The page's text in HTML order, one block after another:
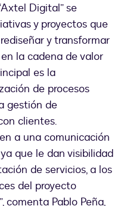
Digital” se
y proyectos que
y transformar
la cadena de valor
es la
de procesos
gestión de
clientes.
a una comunicación
que le dan visibilidad
de servicios, a los
del proyecto
comenta Pablo Peña,